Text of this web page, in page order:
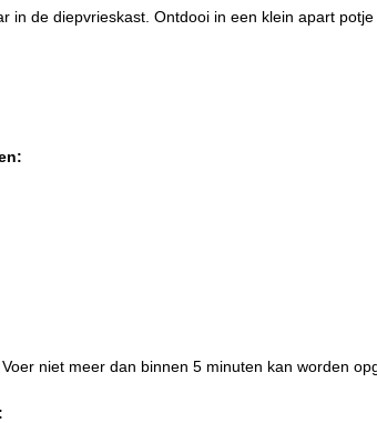
in de diepvrieskast. Ontdooi in een klein apart
niet meer dan binnen 5 minuten kan worden